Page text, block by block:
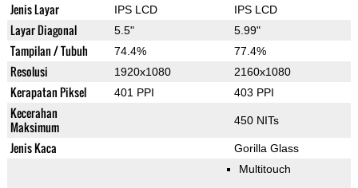
Jenis Layar IPS LCD IPS LCD
Layar Diagonal 5.5" 5.99"
Tampilan / Tubuh 74.4% 77.4%
Resolusi 1920x1080 2160x1080
Kerapatan Piksel 401 PPI 403 PPI
Kecerahan
Maksimum
450 NITs
Jenis Kaca Gorilla Glass
Multitouch